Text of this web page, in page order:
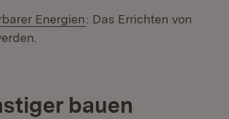
Energien(Öffnet in neuem Fenster)
: Das Errichten von
bauen